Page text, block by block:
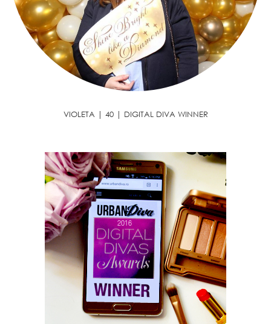
VIOLETA | 40 | DIGITAL DIVA WINNER